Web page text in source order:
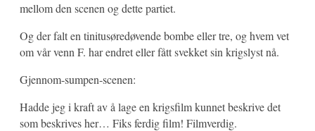
mellom den scenen og dette partiet.
Og der falt en tinitusøredøvende bombe eller tre, og hvem vet
om vår venn F. har endret eller fått svekket sin krigslyst nå.
Gjennom-sumpen-scenen:
Hadde jeg i kraft av å lage en krigsfilm kunnet beskrive det
som beskrives her… Fiks ferdig film! Filmverdig.